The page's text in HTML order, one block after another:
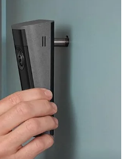
и обеспечивает до 45